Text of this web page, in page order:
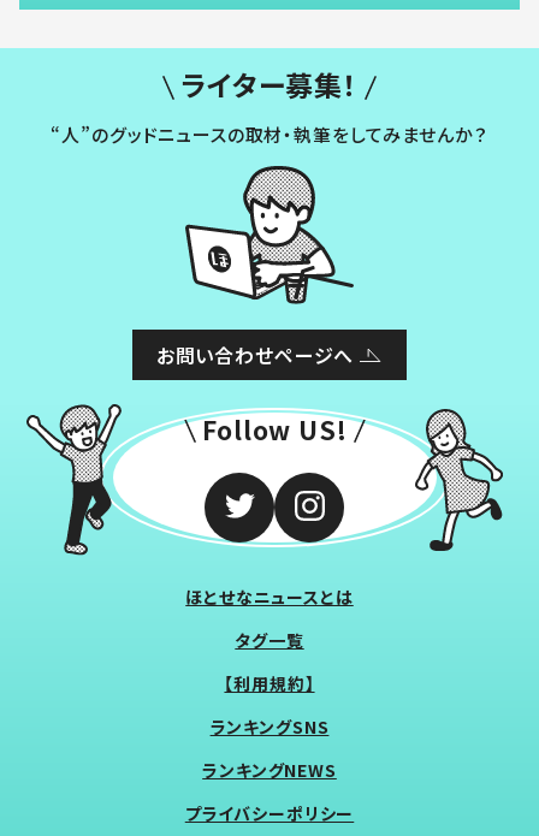
ライター募集！
“人”のグッドニュースの取材・執筆をしてみませんか？
お問い合わせページへ
Follow US!
ほとせなニュースとは
タグ一覧
【利用規約】
ランキングSNS
ランキングNEWS
プライバシーポリシー